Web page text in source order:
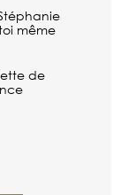
même
de